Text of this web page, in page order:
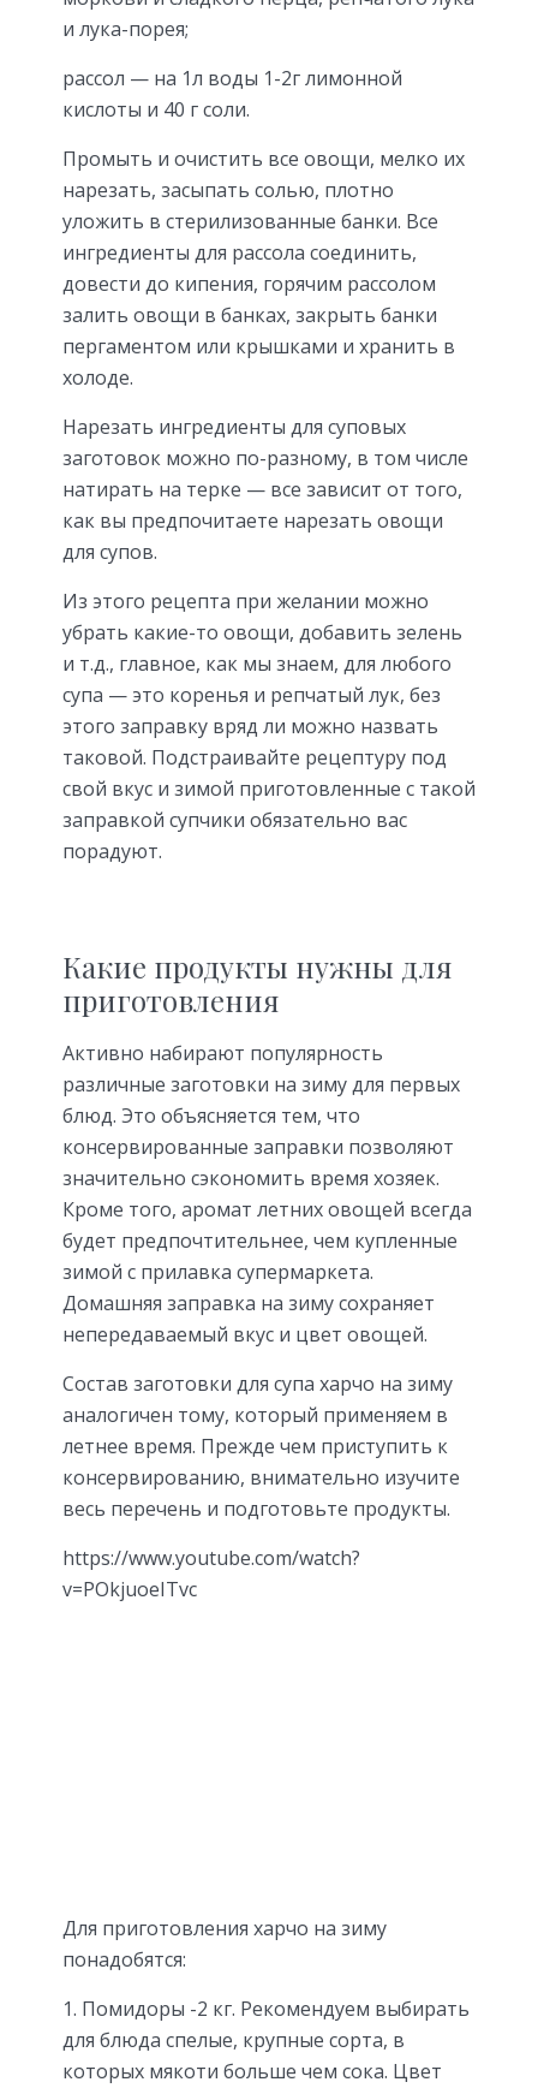
и лука-порея;
рассол — на 1л воды 1-2г лимонной
кислоты и 40 г соли.
Промыть и очистить все овощи, мелко их
нарезать, засыпать солью, плотно
уложить в стерилизованные банки. Все
ингредиенты для рассола соединить,
довести до кипения, горячим рассолом
залить овощи в банках, закрыть банки
пергаментом или крышками и хранить в
холоде.
Нарезать ингредиенты для суповых
заготовок можно по-разному, в том числе
натирать на терке — все зависит от того,
как вы предпочитаете нарезать овощи
для супов.
Из этого рецепта при желании можно
убрать какие-то овощи, добавить зелень
и т.д., главное, как мы знаем, для любого
супа — это коренья и репчатый лук, без
этого заправку вряд ли можно назвать
таковой. Подстраивайте рецептуру под
свой вкус и зимой приготовленные с такой
заправкой супчики обязательно вас
порадуют.
Какие продукты нужны для
приготовления
Активно набирают популярность
различные заготовки на зиму для первых
блюд. Это объясняется тем, что
консервированные заправки позволяют
значительно сэкономить время хозяек.
Кроме того, аромат летних овощей всегда
будет предпочтительнее, чем купленные
зимой с прилавка супермаркета.
Домашняя заправка на зиму сохраняет
непередаваемый вкус и цвет овощей.
Состав заготовки для супа харчо на зиму
аналогичен тому, который применяем в
летнее время. Прежде чем приступить к
консервированию, внимательно изучите
весь перечень и подготовьте продукты.
https://www.youtube.com/watch?
v=POkjuoeITvc
Для приготовления харчо на зиму
понадобятся:
Помидоры -2 кг. Рекомендуем выбирать
для блюда спелые, крупные сорта, в
которых мякоти больше чем сока. Цвет